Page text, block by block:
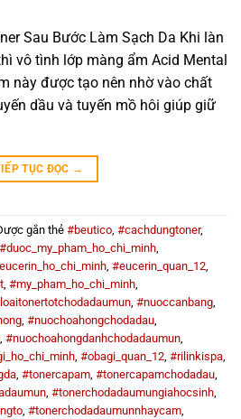
Sau Bước Làm Sạch Da Khi làn
vô tình lớp màng ẩm Acid Mental
này được tạo nên nhờ vào chất
dầu và tuyến mồ hôi giúp giữ
TỤC ĐỌC →
gắn thẻ#beutico, #cachdungtoner,
#duoc_my_pham_ho_chi_minh,
, #eucerin_quan_12,
, #my_pham_ho_chi_minh,
, #nuoccanbang,
, #nuochoahongchodadau,
, #nuochoahongdanhchodadaumun,
, #obagi_quan_12, #rilinkispa,
, #tonercapam, #tonercapamchodadau,
, #tonerchodadaumungiahocsinh,
, #tonerchodadaumunnhaycam,